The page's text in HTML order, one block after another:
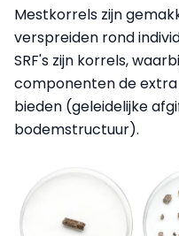
Mestkorrels zijn
verspreiden rond
SRF's zijn korrels,
componenten de
bieden (geleidelijke
bodemstructuur).